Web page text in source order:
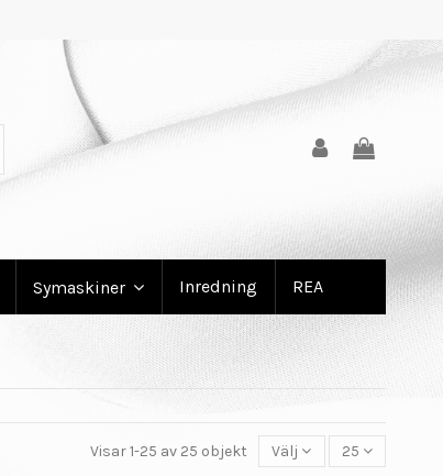
Symaskiner Inredning REA
Visar 1-25 av 25 objekt Välj 25